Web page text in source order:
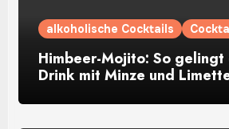
alkoholische Cocktails
Himbeer-Mojito: So
Drink mit Minze und